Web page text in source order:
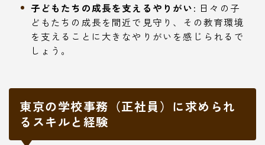
子どもたちの成長を支えるやりがい: 日々の子
どもたちの成長を間近で見守り、その教育環境
を支えることに大きなやりがいを感じられるで
しょう。
東京の学校事務（正社員）に求められ
るスキルと経験